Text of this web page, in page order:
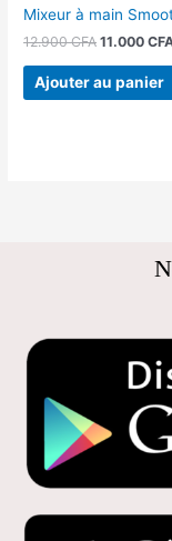
Mixeur à main
12.900CFA 11.000
Ajouter au panier